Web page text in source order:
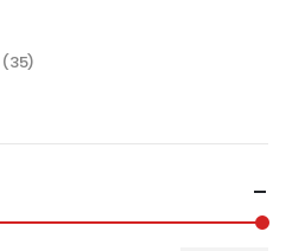
(35)